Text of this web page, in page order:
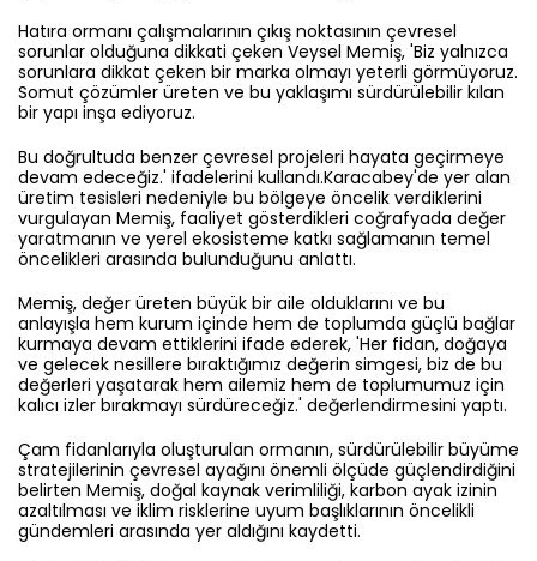
Hatıra ormanı çalışmalarının çıkış noktasının çevresel
sorunlar olduğuna dikkati çeken Veysel Memiş, 'Biz yalnızca
sorunlara dikkat çeken bir marka olmayı yeterli görmüyoruz.
Somut çözümler üreten ve bu yaklaşımı sürdürülebilir kılan
bir yapı inşa ediyoruz.
Bu doğrultuda benzer çevresel projeleri hayata geçirmeye
devam edeceğiz.' ifadelerini kullandı.Karacabey'de yer alan
üretim tesisleri nedeniyle bu bölgeye öncelik verdiklerini
vurgulayan Memiş, faaliyet gösterdikleri coğrafyada değer
yaratmanın ve yerel ekosisteme katkı sağlamanın temel
öncelikleri arasında bulunduğunu anlattı.
Memiş, değer üreten büyük bir aile olduklarını ve bu
anlayışla hem kurum içinde hem de toplumda güçlü bağlar
kurmaya devam ettiklerini ifade ederek, 'Her fidan, doğaya
ve gelecek nesillere bıraktığımız değerin simgesi, biz de bu
değerleri yaşatarak hem ailemiz hem de toplumumuz için
kalıcı izler bırakmayı sürdüreceğiz.' değerlendirmesini yaptı.
Çam fidanlarıyla oluşturulan ormanın, sürdürülebilir büyüme
stratejilerinin çevresel ayağını önemli ölçüde güçlendirdiğini
belirten Memiş, doğal kaynak verimliliği, karbon ayak izinin
azaltılması ve iklim risklerine uyum başlıklarının öncelikli
gündemleri arasında yer aldığını kaydetti.